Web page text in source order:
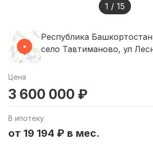
1 / 15
Республика
село Тавтиманово, ул
Цена
3 600 000 ₽
В ипотеку
от 19 194 ₽ в мес.